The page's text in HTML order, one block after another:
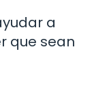
a
que sean